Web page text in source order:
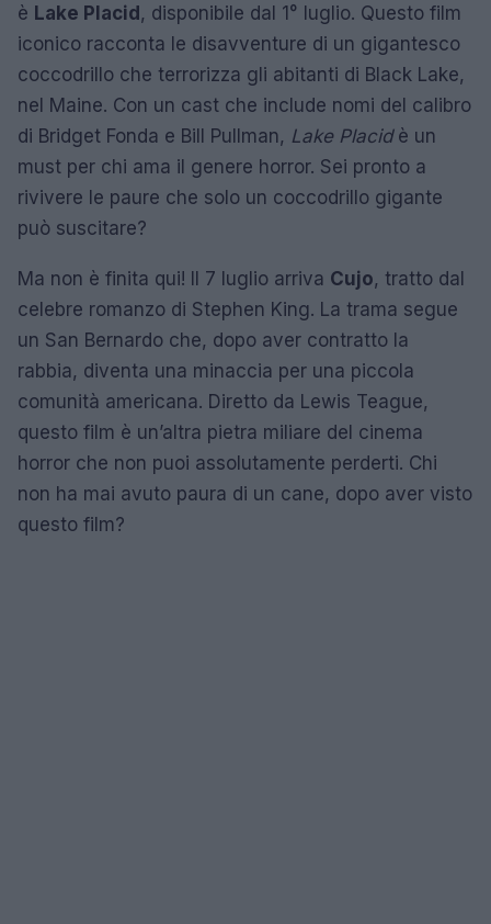
è Lake Placid, disponibile dal 1° luglio. Questo film
iconico racconta le disavventure di un gigantesco
coccodrillo che terrorizza gli abitanti di Black Lake,
nel Maine. Con un cast che include nomi del calibro
di Bridget Fonda e Bill Pullman, Lake Placidè un
must per chi ama il genere horror. Sei pronto a
rivivere le paure che solo un coccodrillo gigante
può suscitare?
Ma non è finita qui! Il 7 luglio arriva Cujo, tratto dal
celebre romanzo di Stephen King. La trama segue
un San Bernardo che, dopo aver contratto la
rabbia, diventa una minaccia per una piccola
comunità americana. Diretto da Lewis Teague,
questo film è un’altra pietra miliare del cinema
horror che non puoi assolutamente perderti. Chi
non ha mai avuto paura di un cane, dopo aver visto
questo film?